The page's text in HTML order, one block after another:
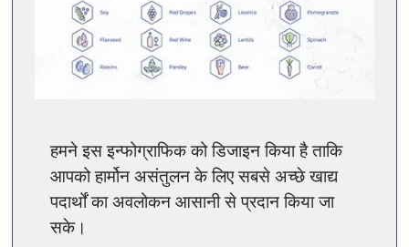
हमने इस इन्फोग्राफिक को डिजाइन किया है ताकि
आपको हार्मोन असंतुलन के लिए सबसे अच्छे खाद्य
पदार्थों का अवलोकन आसानी से प्रदान किया जा
सके।